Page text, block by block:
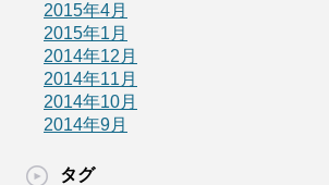
2015年4月
2015年1月
2014年12月
2014年11月
2014年10月
2014年9月
タグ